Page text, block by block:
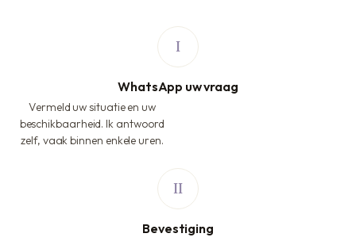
WhatsApp uw vraag
Vermeld uw situatie en uw
beschikbaarheid. Ik antwoord
zelf, vaak binnen enkele uren.
Bevestiging